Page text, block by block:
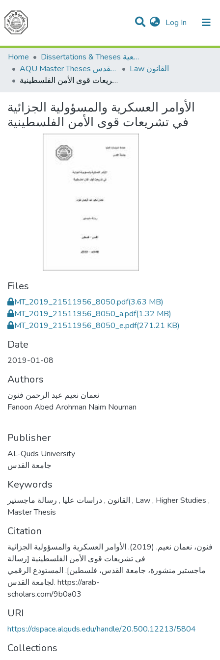
Log In (current)
Communities & Collections
All of DSpace
Home
Dissertations & Theses الرسائل الجامعية
AQU Master Theses الرسائل الجامعية الخاصة بجامعة القدس
Law القانون
الأوامر العسكرية والمسؤولية الجزائية في تشريعات قوى الأمن الفلسطينية
الأوامر العسكرية والمسؤولية الجزائية
في تشريعات قوى الأمن الفلسطينية
Files
MT_2019_21511956_8050.pdf(3.63 MB)
MT_2019_21511956_8050_a.pdf(1.32 MB)
MT_2019_21511956_8050_e.pdf(271.21 KB)
Date
2019-01-08
Authors
نعمان نعيم عبد الرحمن فنون
Fanoon Abed Arohman Naim Nouman
Publisher
AL-Quds University
جامعة القدس
Keywords
القانون ,دراسات عليا , , Law, Higher Studies ,
Master Thesis
Citation
فنون، نعمان نعيم. (2019). الأوامر العسكرية والمسؤولية الجزائية
في تشريعات قوى الأمن الفلسطينية [رسالة
ماجستير منشورة، جامعة القدس، فلسطين]. المستودع الرقمي
لجامعة القدس. https://arab-
scholars.com/9b0a03
URI
https://dspace.alquds.edu/handle/20.500.12213/5804
Collections